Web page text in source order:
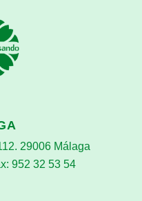
29006 Málaga
952 32 53 54